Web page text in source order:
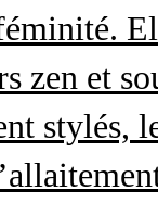
zen et
stylés,